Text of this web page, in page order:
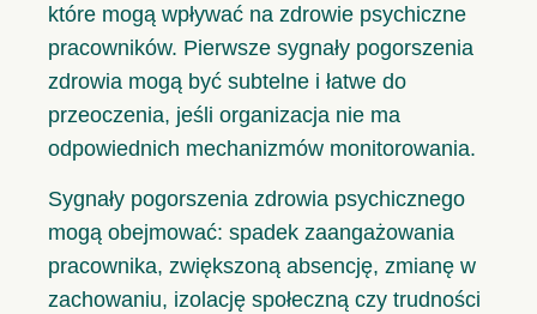
które mogą wpływać na zdrowie psychiczne
pracowników. Pierwsze sygnały pogorszenia
zdrowia mogą być subtelne i łatwe do
przeoczenia, jeśli organizacja nie ma
odpowiednich mechanizmów monitorowania.
Sygnały pogorszenia zdrowia psychicznego
mogą obejmować: spadek zaangażowania
pracownika, zwiększoną absencję, zmianę w
zachowaniu, izolację społeczną czy trudności